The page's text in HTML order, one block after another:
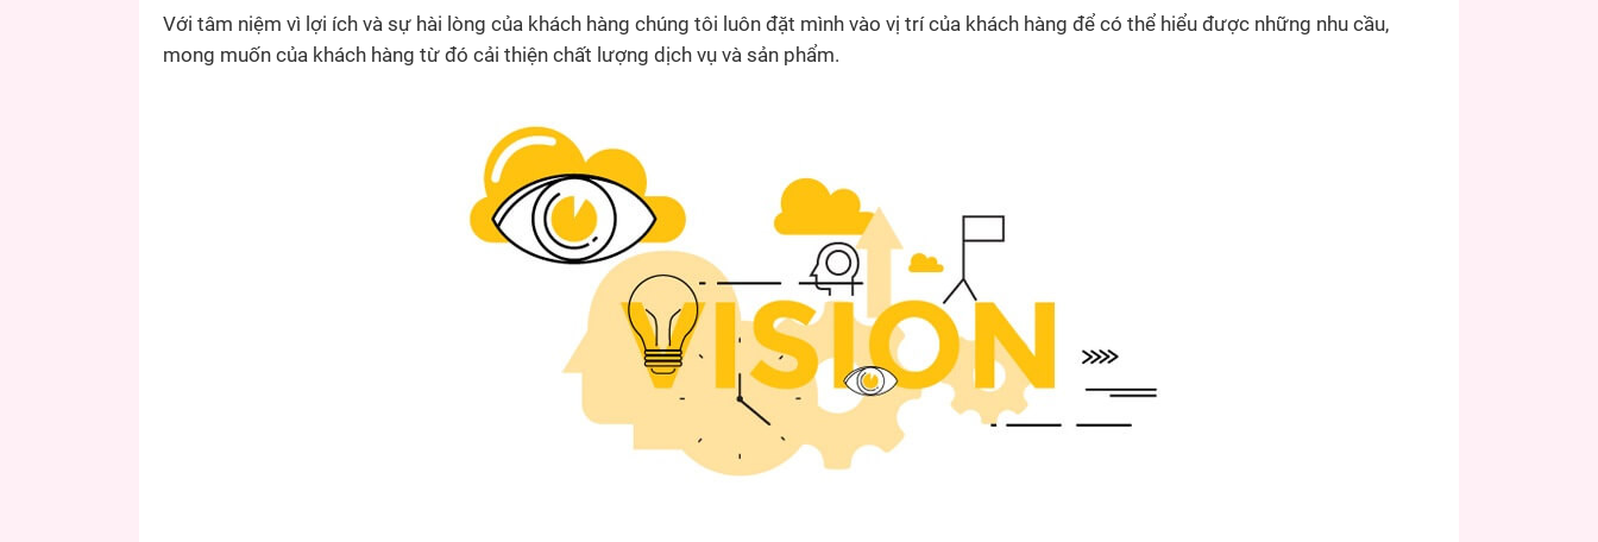
Với tâm niệm vì lợi ích và sự hài lòng của khách hàng chúng tôi luôn đặt mình vào vị trí của khách hàng để có thể hiểu được những nhu cầu,
mong muốn của khách hàng từ đó cải thiện chất lượng dịch vụ và sản phẩm.